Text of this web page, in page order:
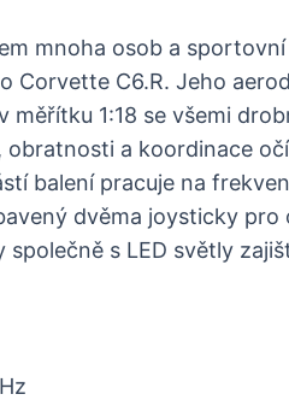
mnoha osob a
Corvette C6.R. Jeho
měřítku 1:18 se všemi
a koordinace
balení pracuje na
dvěma joysticky
společně s LED světly